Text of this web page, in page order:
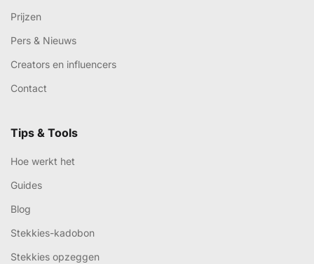
Prijzen
Pers & Nieuws
Creators en influencers
Contact
Tips & Tools
Hoe werkt het
Guides
Blog
Stekkies-kadobon
Stekkies opzeggen